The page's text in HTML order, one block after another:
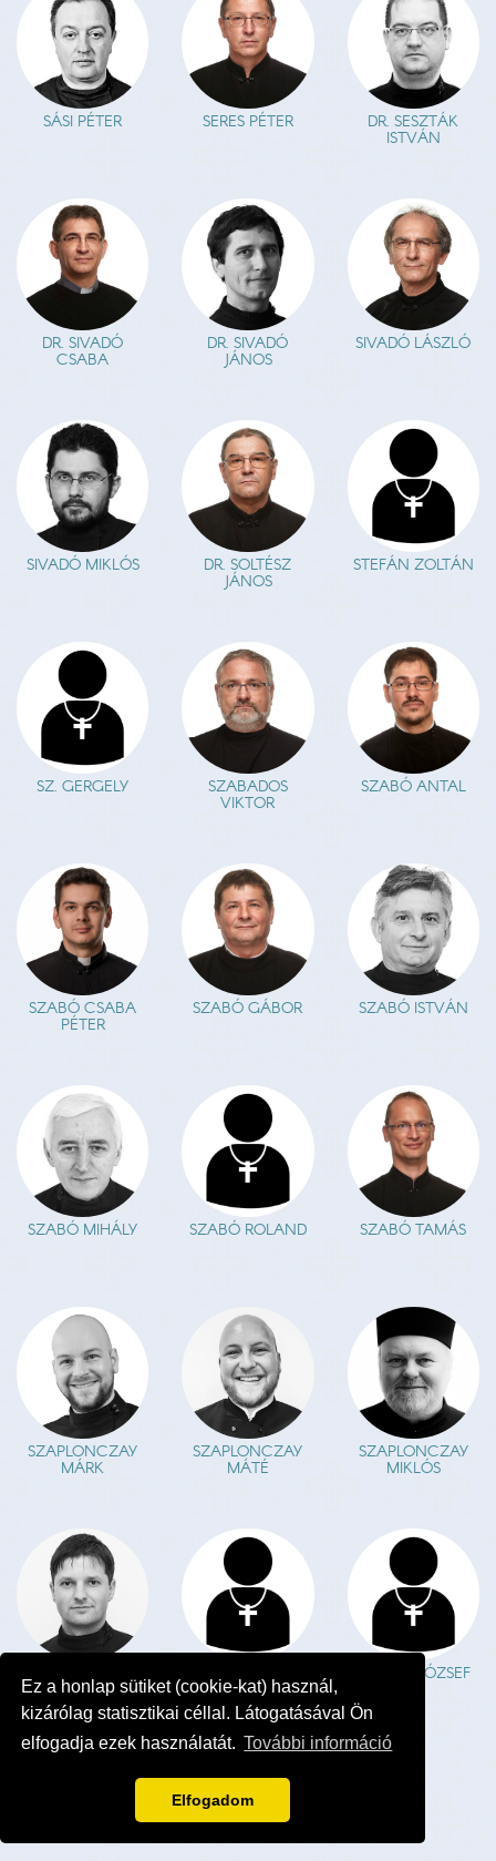
Ez a honlap sütiket (cookie-kat) használ,
kizárólag statisztikai céllal. Látogatásával Ön
elfogadja ezek használatát. További információ
Elfogadom
SÁSI PÉTER SERES PÉTER DR. SESZTÁK
ISTVÁN
DR. SIVADÓ
CSABA
DR. SIVADÓ
JÁNOS
SIVADÓ LÁSZLÓ
SIVADÓ MIKLÓS DR. SOLTÉSZ
JÁNOS
STEFÁN ZOLTÁN
SZ. GERGELY SZABADOS
VIKTOR
SZABÓ ANTAL
SZABÓ CSABA
PÉTER
SZABÓ GÁBOR SZABÓ ISTVÁN
SZABÓ MIHÁLY SZABÓ ROLAND SZABÓ TAMÁS
SZAPLONCZAY
MÁRK
SZAPLONCZAY
MÁTÉ
SZAPLONCZAY
MIKLÓS
DR. SZARKA
GERGELY
DR. SZARKA
JÁNOS
SZARKA JÓZSEF